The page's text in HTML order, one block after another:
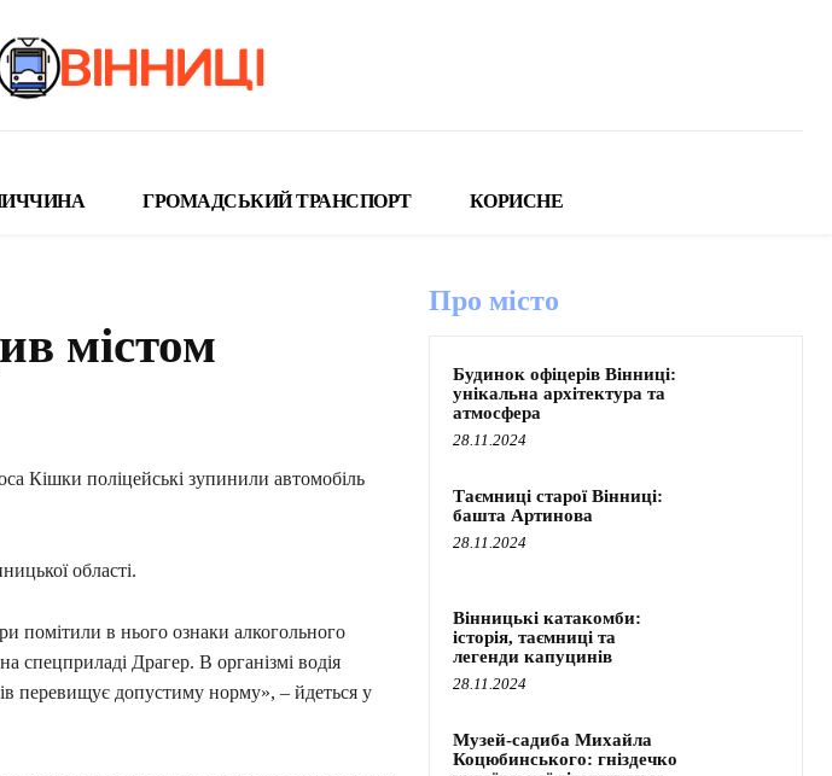
ГРОМАДСЬКИЙ ТРАНСПОРТ КОРИСНЕ
містом
Кішки поліцейські зупинили автомобіль
області.
помітили в нього ознаки алкогольного
спецприладі Драгер. В організмі водія
перевищує допустиму норму», – йдеться у
Про місто
Будинок офіцерів Вінниці:
унікальна архітектура та
атмосфера
28.11.2024
Таємниці старої Вінниці:
башта Артинова
28.11.2024
Вінницькі катакомби:
історія, таємниці та
легенди капуцинів
28.11.2024
Музей-садиба Михайла
Коцюбинського: гніздечко